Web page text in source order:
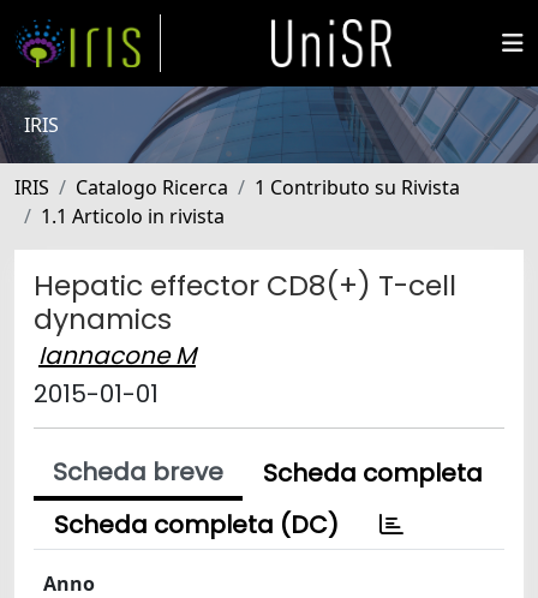
IRIS
IRIS Catalogo Ricerca
1 Contributo su Rivista
1.1 Articolo in rivista
Hepatic effector CD8(+) T-cell
dynamics
Iannacone M
2015-01-01
Scheda breve
Scheda completa
Scheda completa (DC)
Anno